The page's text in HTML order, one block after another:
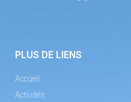
PLUS DE LIENS
Accueil
Activités